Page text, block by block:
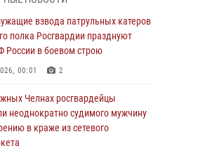
взвода патрульных катеров
полка Росгвардии празднуют
России в боевом строю
00:01 2
окружном этапе конкурса
мастерства
15:05 4
взвода патрульных катеров
полка Росгвардии празднуют
России в боевом строю
00:01 2
Челнах росгвардейцы
неоднократно судимого мужчину
в краже из сетевого